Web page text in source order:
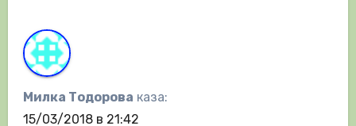
Милка Тодорова каза:
15/03/2018 в 21:42